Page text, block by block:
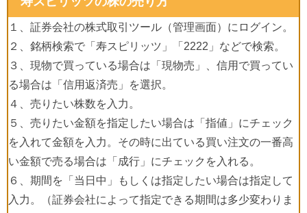
１、証券会社の株式取引ツール（管理画面）にログイン。
２、銘柄検索で「寿スピリッツ」「2222」などで検索。
３、現物で買っている場合は「現物売」、信用で買ってい
る場合は「信用返済売」を選択。
４、売りたい株数を入力。
５、売りたい金額を指定したい場合は「指値」にチェック
を入れて金額を入力。その時に出ている買い注文の一番高
い金額で売る場合は「成行」にチェックを入れる。
６、期間を「当日中」もしくは指定したい場合は指定して
入力。（証券会社によって指定できる期間は多少変わりま